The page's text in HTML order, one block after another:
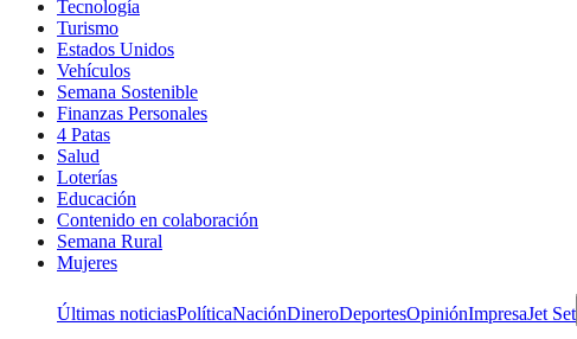
Tecnología
Turismo
Estados Unidos
Vehículos
Semana Sostenible
Finanzas Personales
4 Patas
Salud
Loterías
Educación
Contenido en colaboración
Semana Rural
Mujeres
Últimas noticiasPolíticaNaciónDineroDeportesOpiniónImpresaJet Set